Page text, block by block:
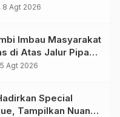
Merdeka Run
8 Agt 2026
Imbau Masyarakat
di Atas Jalur Pipa
Bersama
Agt 2026
Special
Tampilkan Nuansa